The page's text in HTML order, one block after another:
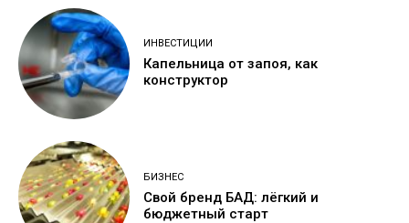
ИНВЕСТИЦИИ
Капельница от запоя, как
конструктор
БИЗНЕС
Свой бренд БАД: лёгкий и
бюджетный старт